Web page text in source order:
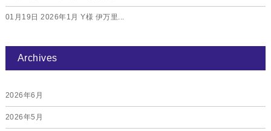
01月19日 2026年1月 Y様 伊万里...
Archives
2026年6月
2026年5月